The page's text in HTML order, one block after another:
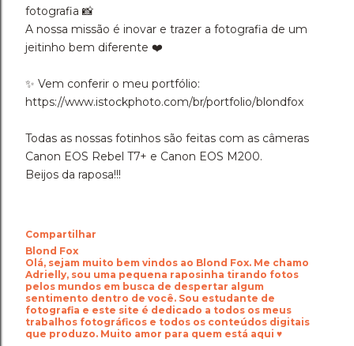
fotografia 📸
A nossa missão é inovar e trazer a fotografia de um
jeitinho bem diferente ❤️
✨️ Vem conferir o meu portfólio:
https://www.istockphoto.com/br/portfolio/blondfox
Todas as nossas fotinhos são feitas com as câmeras
Canon EOS Rebel T7+ e Canon EOS M200.
Beijos da raposa!!!
Compartilhar
Blond Fox
Olá, sejam muito bem vindos ao Blond Fox. Me chamo
Adrielly, sou uma pequena raposinha tirando fotos
pelos mundos em busca de despertar algum
sentimento dentro de você. Sou estudante de
fotografia e este site é dedicado a todos os meus
trabalhos fotográficos e todos os conteúdos digitais
que produzo. Muito amor para quem está aqui ♥